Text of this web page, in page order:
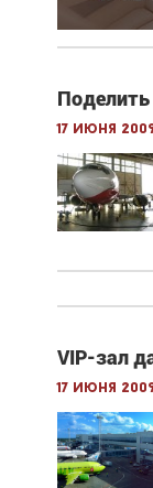
Поделить
17 июня
VIP-зал
17 июня